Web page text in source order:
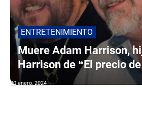
ENTRETENIMIENTO
Muere Adam Harrison,
Harrison de “El precio
20 enero, 2024